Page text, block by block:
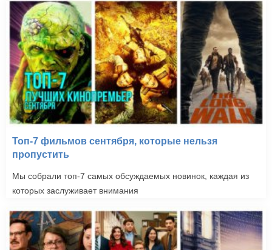
Топ-7 фильмов сентября, которые нельзя
пропустить
Мы собрали топ-7 самых обсуждаемых новинок, каждая из
которых заслуживает внимания